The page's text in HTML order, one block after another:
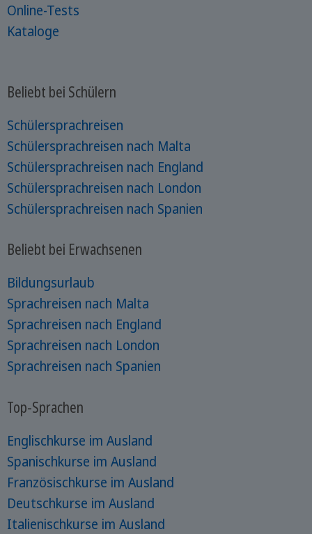
Online-Tests
Kataloge
Beliebt bei Schülern
Schülersprachreisen
Schülersprachreisen nach Malta
Schülersprachreisen nach England
Schülersprachreisen nach London
Schülersprachreisen nach Spanien
Beliebt bei Erwachsenen
Bildungsurlaub
Sprachreisen nach Malta
Sprachreisen nach England
Sprachreisen nach London
Sprachreisen nach Spanien
Top-Sprachen
Englischkurse im Ausland
Spanischkurse im Ausland
Französischkurse im Ausland
Deutschkurse im Ausland
Italienischkurse im Ausland